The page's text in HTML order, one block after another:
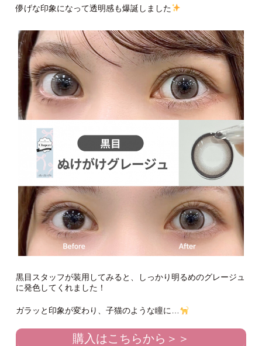
儚げな印象になって透明感も爆誕しました
黒目スタッフが装用してみると、しっかり明るめのグレージュ
に発色してくれました！
ガラッと印象が変わり、子猫のような瞳に…
購入はこちらから＞＞